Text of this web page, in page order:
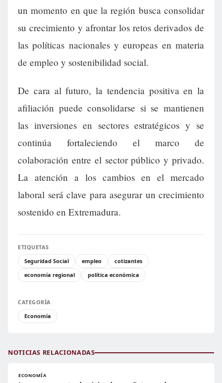
un momento en que la región busca consolidar
su crecimiento y afrontar los retos derivados de
las políticas nacionales y europeas en materia
de empleo y sostenibilidad social.
De cara al futuro, la tendencia positiva en la
afiliación puede consolidarse si se mantienen
las inversiones en sectores estratégicos y se
continúa fortaleciendo el marco de
colaboración entre el sector público y privado.
La atención a los cambios en el mercado
laboral será clave para asegurar un crecimiento
sostenido en Extremadura.
ETIQUETAS
Seguridad Social
empleo
cotizantes
economía regional
política económica
CATEGORÍA
Economía
NOTICIAS RELACIONADAS
ECONOMÍA